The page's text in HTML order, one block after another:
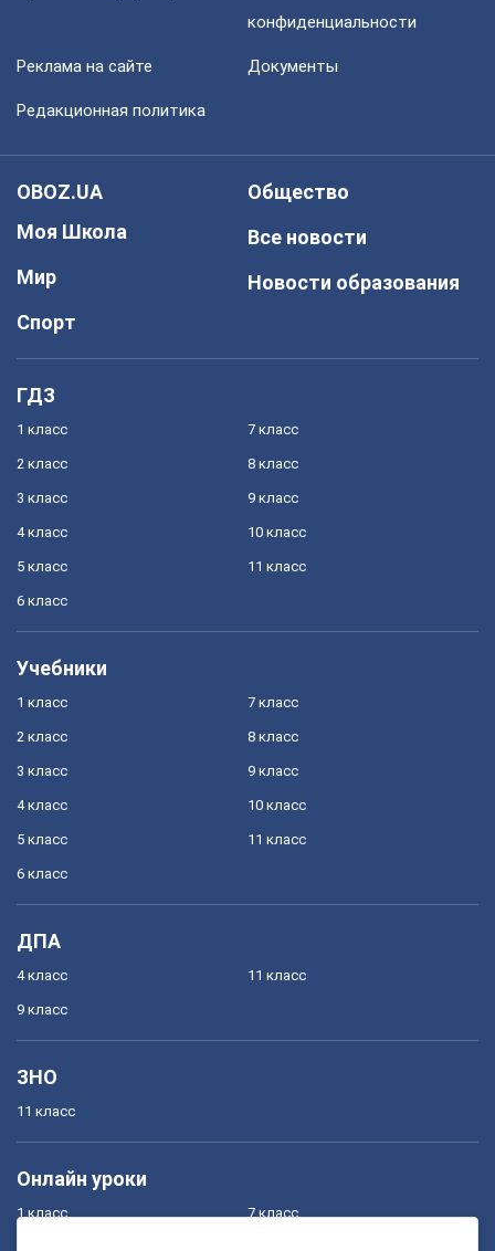
конфиденциальности
Реклама на сайте Документы
Редакционная политика
OBOZ.UA
Моя Школа
Мир
Спорт
Общество
Все новости
Новости образования
ГДЗ
1 класс
2 класс
3 класс
4 класс
5 класс
6 класс
7 класс
8 класс
9 класс
10 класс
11 класс
Учебники
1 класс
2 класс
3 класс
4 класс
5 класс
6 класс
7 класс
8 класс
9 класс
10 класс
11 класс
ДПА
4 класс
9 класс
11 класс
ЗНО
11 класс
Онлайн уроки
1 класс 7 класс